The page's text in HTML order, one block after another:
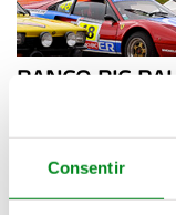
Consentir
BANCO BIC